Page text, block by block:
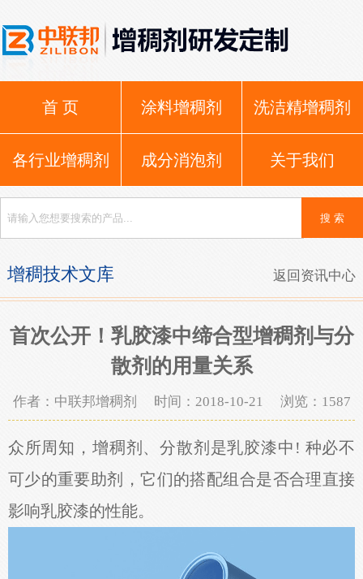
首 页 涂料增稠剂 洗洁精增稠剂
各行业增稠剂 成分消泡剂 关于我们
增稠技术文库 返回资讯中心
首次公开！乳胶漆中缔合型增稠剂与分
散剂的用量关系
作者：中联邦增稠剂 时间：2018-10-21 浏览： 1587
众所周知，增稠剂、分散剂是乳胶漆中! 种必不
可少的重要助剂，它们的搭配组合是否合理直接
影响乳胶漆的性能。